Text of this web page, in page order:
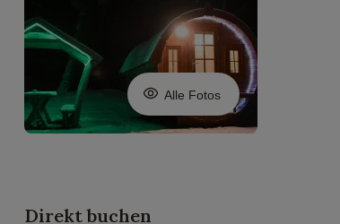
Alle Fotos
Direkt buchen